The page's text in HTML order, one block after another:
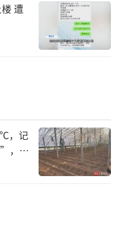
遭
，记
，有